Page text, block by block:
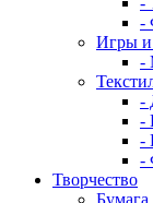
-
Игры
-
-
-
-
-
Творчество
Бумага